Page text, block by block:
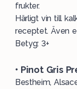
frukter.
Härligt vin till
receptet. Även
Betyg: 3+
• Pinot Gris
Bestheim,